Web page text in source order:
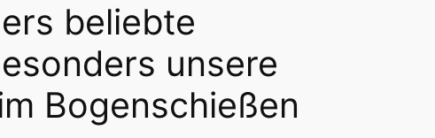
beliebte
unsere
Bogenschießen